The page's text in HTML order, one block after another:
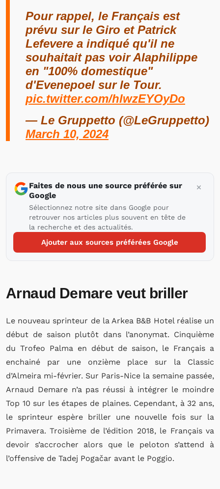
Pour rappel, le Français est
prévu sur le Giro et Patrick
Lefevere a indiqué qu'il ne
souhaitait pas voir Alaphilippe
en "100% domestique"
d'Evenepoel sur le Tour.
pic.twitter.com/hlwzEYOyDo
— Le Gruppetto (@LeGruppetto)
March 10, 2024
Faites de nous une source préférée sur
Google
Sélectionnez notre site dans Google pour
retrouver nos articles plus souvent en tête de
la recherche et des actualités.
Ajouter aux sources préférées Google
Arnaud Demare veut briller
Le nouveau sprinteur de la Arkea B&B Hotel réalise un
début de saison plutôt dans l’anonymat. Cinquième
du Trofeo Palma en début de saison, le Français a
enchainé par une onzième place sur la Classic
d’Almeira mi-février. Sur Paris-Nice la semaine passée,
Arnaud Demare n’a pas réussi à intégrer le moindre
Top 10 sur les étapes de plaines. Cependant, à 32 ans,
le sprinteur espère briller une nouvelle fois sur la
Primavera. Troisième de l’édition 2018, le Français va
devoir s’accrocher alors que le peloton s’attend à
l’offensive de Tadej Pogačar avant le Poggio.